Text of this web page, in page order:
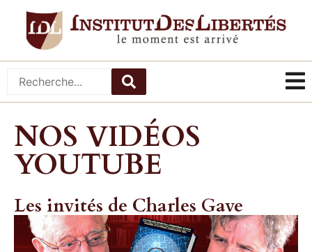
NOS VIDÉOS
YOUTUBE
Les invités de Charles Gave